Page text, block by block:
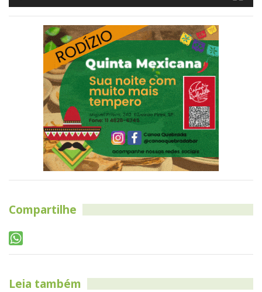
Compartilhe
Leia também